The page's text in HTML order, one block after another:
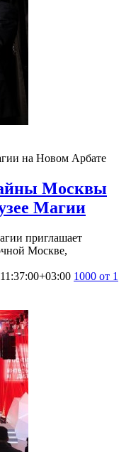
на Новом Арбате
Москвы
Магии
приглашает
Москве,
1000 от 1